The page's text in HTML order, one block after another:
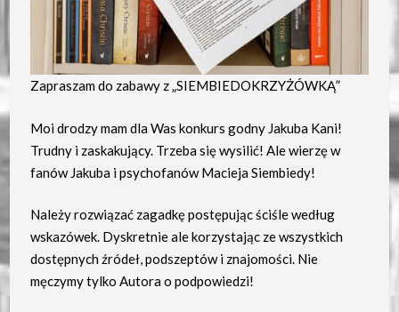
Zapraszam do zabawy z „SIEMBIEDOKRZYŻÓWKĄ”
Moi drodzy mam dla Was konkurs godny Jakuba Kani!
Trudny i zaskakujący. Trzeba się wysilić! Ale wierzę w
fanów Jakuba i psychofanów Macieja Siembiedy!
Należy rozwiązać zagadkę postępując ściśle według
wskazówek. Dyskretnie ale korzystając ze wszystkich
dostępnych źródeł, podszeptów i znajomości. Nie
męczymy tylko Autora o podpowiedzi!